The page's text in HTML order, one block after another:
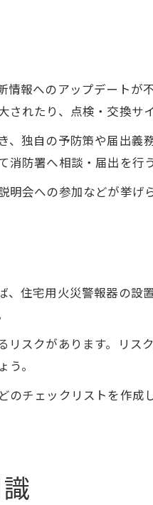
条例確認術
報へのアップデートが
れたり、点検・交換サ
独自の予防策や届出義
防署へ相談・届出を行
会への参加などが挙げ
住宅用火災警報器の設
スクがあります。リス
う。
チェックリストを作成